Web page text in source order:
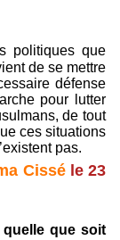
politiques que
de se mettre
défense
pour lutter
de tout
ces situations
pas.
Cisséle 23
quelle que soit